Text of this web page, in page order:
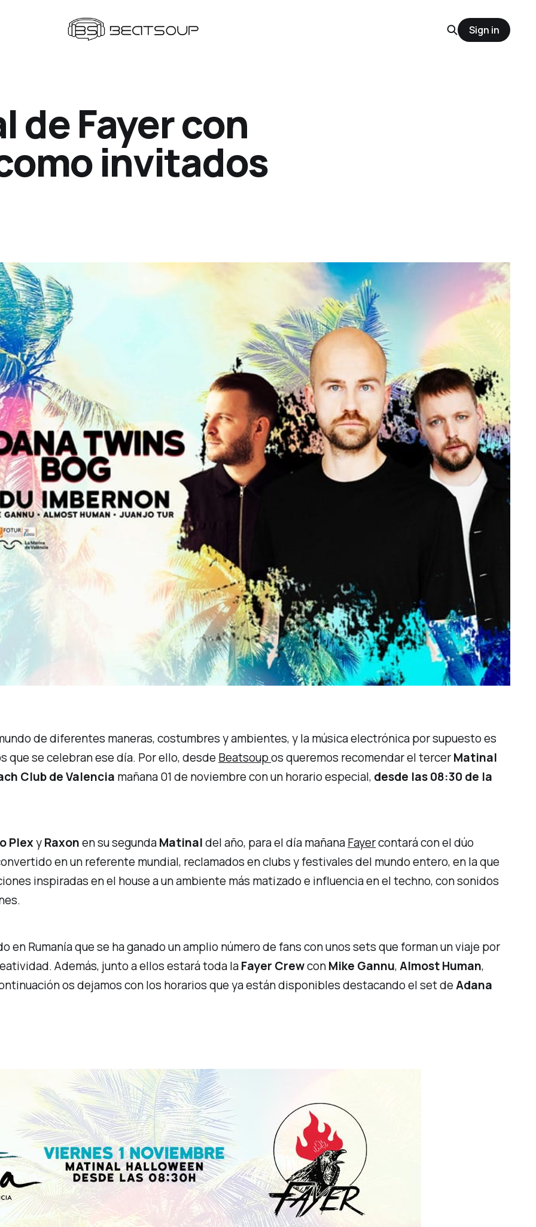
Sign in
de Fayer con
invitados
de diferentes maneras, costumbres y ambientes, y la música electrónica por supuesto es
se celebran ese día. Por ello, desde Beatsoupos queremos recomendar el tercerMatinal
Club de Valencia mañana 01 de noviembre con un horario especial, desde las 08:30 de la
PlexyRaxonen su segundaMatinaldel año, para el día mañanaFayercontará con el dúo
en un referente mundial, reclamados en clubs y festivales del mundo entero, en la que
inspiradas en el housea un ambiente más matizado e influencia en eltechno, con sonidos
en Rumanía que se ha ganado un amplio número de fans con unos sets que forman un viaje por
Además, junto a ellos estará toda laFayer CrewconMike Gannu,Almost Human,
os dejamos con los horarios que ya están disponibles destacando el set deAdana